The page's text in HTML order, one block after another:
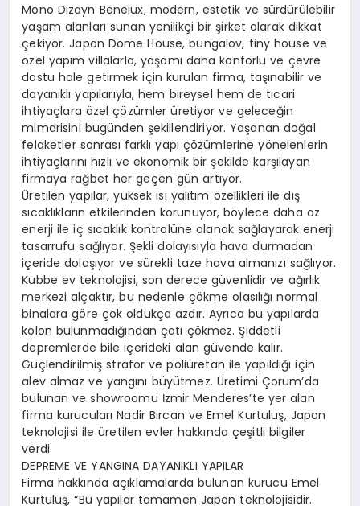
Mono Dizayn Benelux, modern, estetik ve sürdürülebilir
yaşam alanları sunan yenilikçi bir şirket olarak dikkat
çekiyor. Japon Dome House, bungalov, tiny house ve
özel yapım villalarla, yaşamı daha konforlu ve çevre
dostu hale getirmek için kurulan firma, taşınabilir ve
dayanıklı yapılarıyla, hem bireysel hem de ticari
ihtiyaçlara özel çözümler üretiyor ve geleceğin
mimarisini bugünden şekillendiriyor. Yaşanan doğal
felaketler sonrası farklı yapı çözümlerine yönelenlerin
ihtiyaçlarını hızlı ve ekonomik bir şekilde karşılayan
firmaya rağbet her geçen gün artıyor.
Üretilen yapılar, yüksek ısı yalıtım özellikleri ile dış
sıcaklıkların etkilerinden korunuyor, böylece daha az
enerji ile iç sıcaklık kontrolüne olanak sağlayarak enerji
tasarrufu sağlıyor. Şekli dolayısıyla hava durmadan
içeride dolaşıyor ve sürekli taze hava almanızı sağlıyor.
Kubbe ev teknolojisi, son derece güvenlidir ve ağırlık
merkezi alçaktır, bu nedenle çökme olasılığı normal
binalara göre çok oldukça azdır. Ayrıca bu yapılarda
kolon bulunmadığından çatı çökmez. Şiddetli
depremlerde bile içerideki alan güvende kalır.
Güçlendirilmiş strafor ve poliüretan ile yapıldığı için
alev almaz ve yangını büyütmez. Üretimi Çorum’da
bulunan ve showroomu İzmir Menderes’te yer alan
firma kurucuları Nadir Bircan ve Emel Kurtuluş, Japon
teknolojisi ile üretilen evler hakkında çeşitli bilgiler
verdi.
DEPREME VE YANGINA DAYANIKLI YAPILAR
Firma hakkında açıklamalarda bulunan kurucu Emel
Kurtuluş, “Bu yapılar tamamen Japon teknolojisidir.